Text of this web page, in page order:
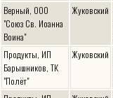
Верный, ООО
"Союз Св. Иоанна
Воина"
Жуковский
Продукты, ИП
Барышников, ТК
"Полёт"
Жуковский